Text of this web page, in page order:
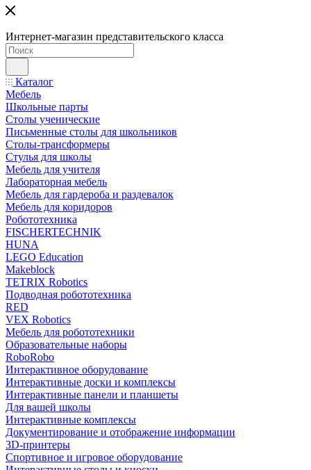
Интернет-магазин представительского класса
Каталог
Мебель
Школьные парты
Столы ученические
Письменные столы для школьников
Столы-трансформеры
Стулья для школы
Мебель для учителя
Лабораторная мебель
Мебель для гардероба и раздевалок
Мебель для коридоров
Робототехника
FISCHERTECHNIK
HUNA
LEGO Education
Makeblock
TETRIX Robotics
Подводная робототехника
RED
VEX Robotics
Мебель для робототехники
Образовательные наборы
RoboRobo
Интерактивное оборудование
Интерактивные доски и комплексы
Интерактивные панели и планшеты
Для вашей школы
Интерактивные комплексы
Документирование и отображение информации
3D-принтеры
Спортивное и игровое оборудование